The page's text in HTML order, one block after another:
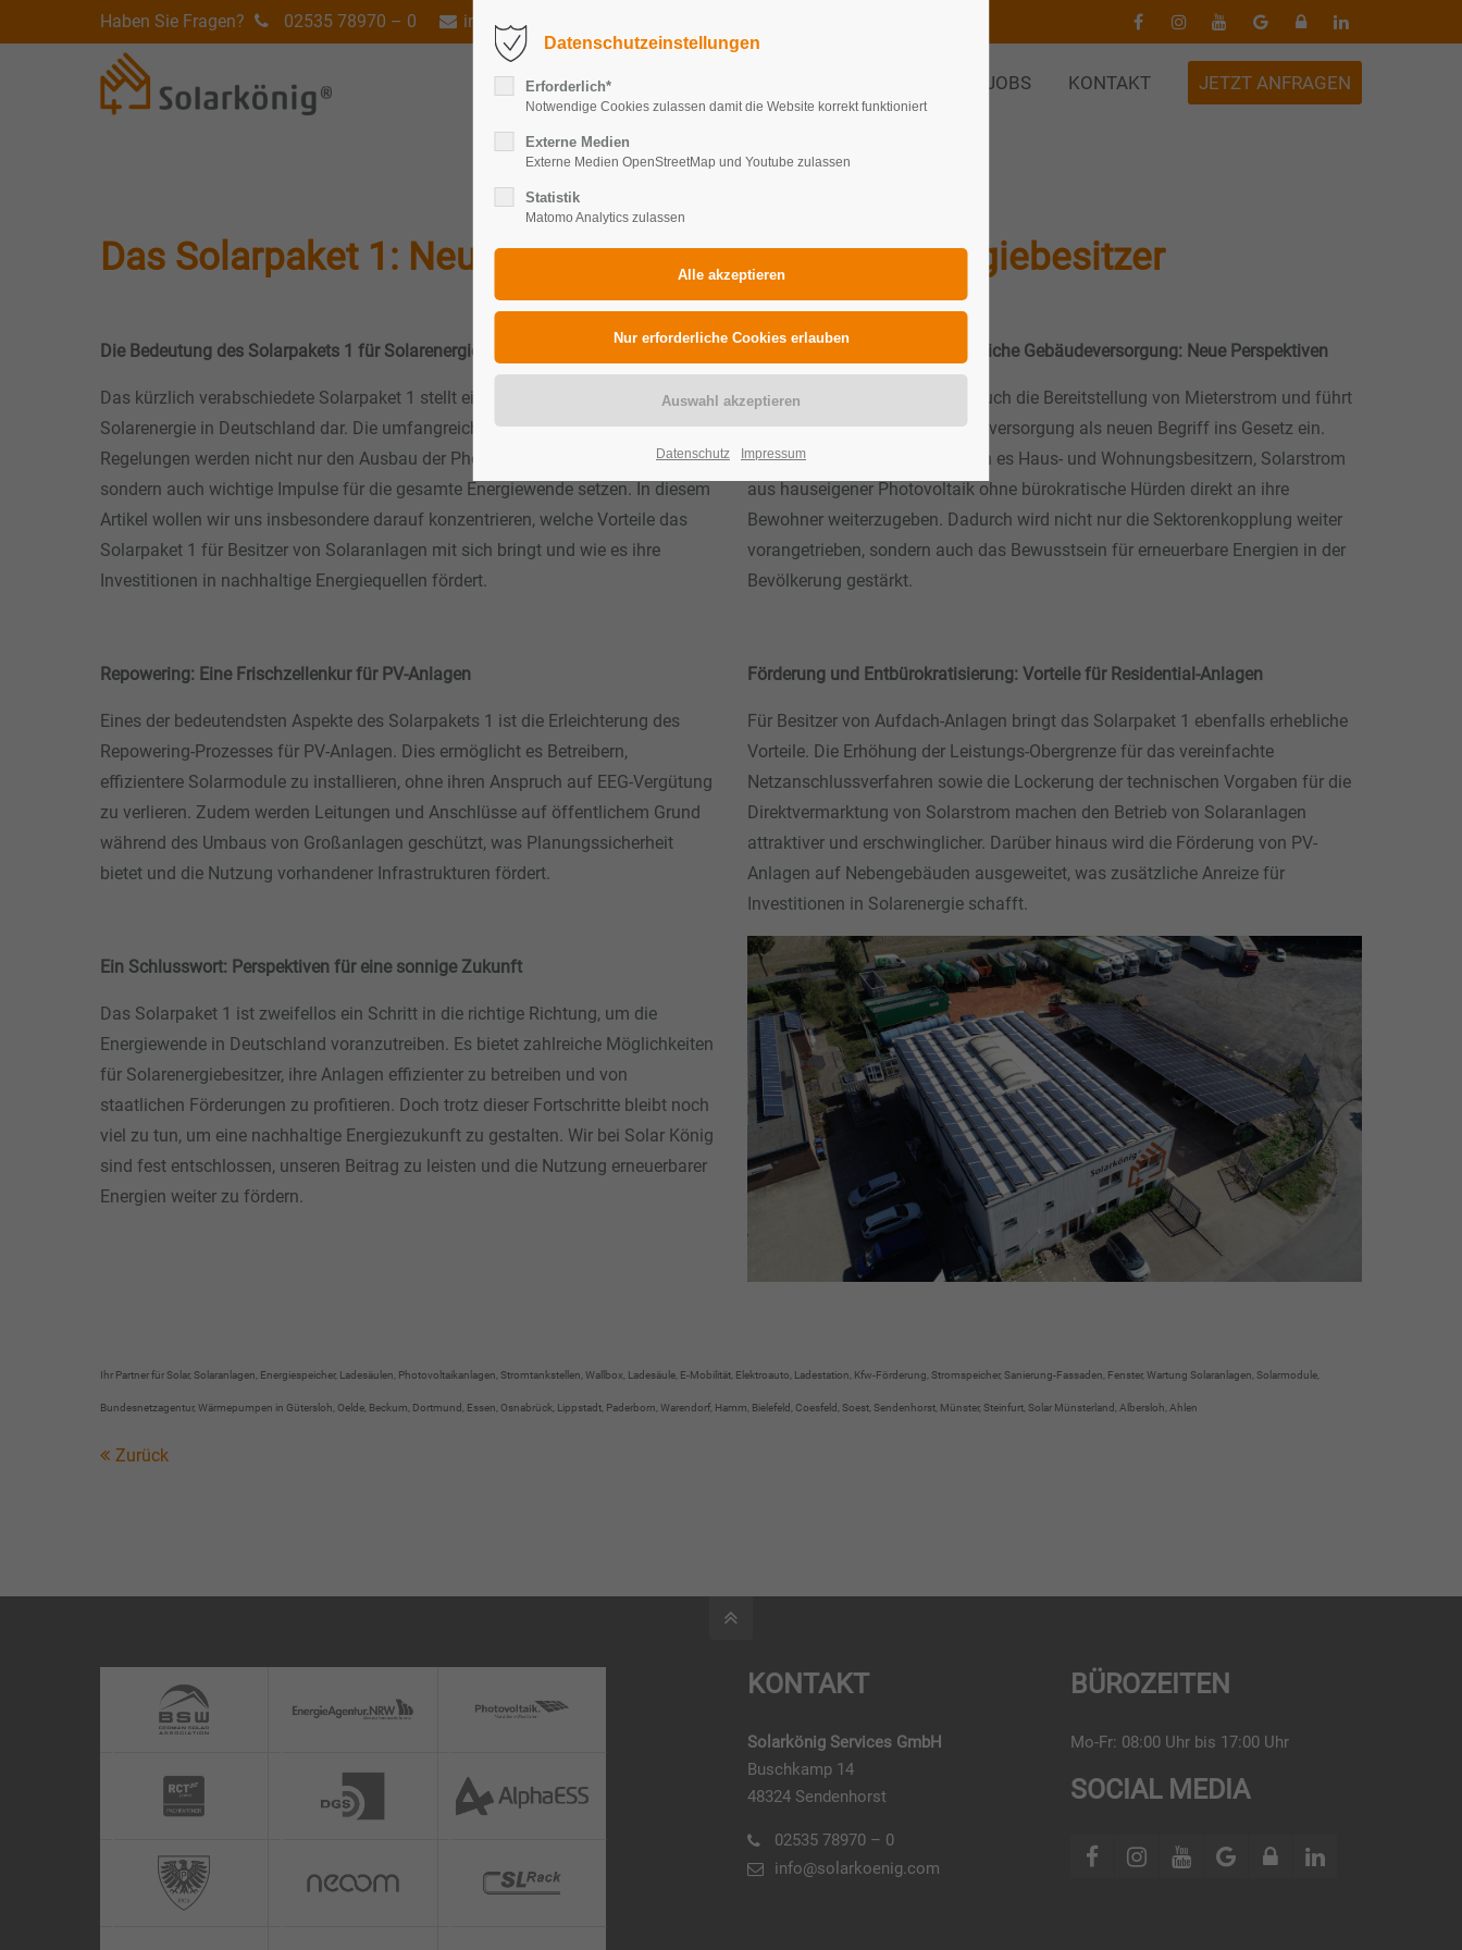
Haben Sie Fragen? 02535 78970 – 0 info@solarkoenig.com
LEISTUNGEN JOBS KONTAKT JETZT ANFRAGEN
Das Solarpaket 1: Neue Möglichkeiten für Solarenergiebesitzer
Die Bedeutung des Solarpakets 1 für Solarenergiebesitzer
Das kürzlich verabschiedete Solarpaket 1 stellt einen Meilenstein für die
Solarenergie in Deutschland dar. Die umfangreichen Maßnahmen und
Regelungen werden nicht nur den Ausbau der Photovoltaik vorantreiben,
sondern auch wichtige Impulse für die gesamte Energiewende setzen. In diesem
Artikel wollen wir uns insbesondere darauf konzentrieren, welche Vorteile das
Solarpaket 1 für Besitzer von Solaranlagen mit sich bringt und wie es ihre
Investitionen in nachhaltige Energiequellen fördert.
Repowering: Eine Frischzellenkur für PV-Anlagen
Eines der bedeutendsten Aspekte des Solarpakets 1 ist die Erleichterung des
Repowering-Prozesses für PV-Anlagen. Dies ermöglicht es Betreibern,
effizientere Solarmodule zu installieren, ohne ihren Anspruch auf EEG-Vergütung
zu verlieren. Zudem werden Leitungen und Anschlüsse auf öffentlichem Grund
während des Umbaus von Großanlagen geschützt, was Planungssicherheit
bietet und die Nutzung vorhandener Infrastrukturen fördert.
Ein Schlusswort: Perspektiven für eine sonnige Zukunft
Das Solarpaket 1 ist zweifellos ein Schritt in die richtige Richtung, um die
Energiewende in Deutschland voranzutreiben. Es bietet zahlreiche Möglichkeiten
für Solarenergiebesitzer, ihre Anlagen effizienter zu betreiben und von
staatlichen Förderungen zu profitieren. Doch trotz dieser Fortschritte bleibt noch
viel zu tun, um eine nachhaltige Energiezukunft zu gestalten. Wir bei Solar König
sind fest entschlossen, unseren Beitrag zu leisten und die Nutzung erneuerbarer
Energien weiter zu fördern.
Mieterstrom und gemeinschaftliche Gebäudeversorgung: Neue Perspektiven
Das Solarpaket 1 vereinfacht auch die Bereitstellung von Mieterstrom und führt
die gemeinschaftliche Gebäudeversorgung als neuen Begriff ins Gesetz ein.
Diese Maßnahmen ermöglichen es Haus- und Wohnungsbesitzern, Solarstrom
aus hauseigener Photovoltaik ohne bürokratische Hürden direkt an ihre
Bewohner weiterzugeben. Dadurch wird nicht nur die Sektorenkopplung weiter
vorangetrieben, sondern auch das Bewusstsein für erneuerbare Energien in der
Bevölkerung gestärkt.
Förderung und Entbürokratisierung: Vorteile für Residential-Anlagen
Für Besitzer von Aufdach-Anlagen bringt das Solarpaket 1 ebenfalls erhebliche
Vorteile. Die Erhöhung der Leistungs-Obergrenze für das vereinfachte
Netzanschlussverfahren sowie die Lockerung der technischen Vorgaben für die
Direktvermarktung von Solarstrom machen den Betrieb von Solaranlagen
attraktiver und erschwinglicher. Darüber hinaus wird die Förderung von PV-
Anlagen auf Nebengebäuden ausgeweitet, was zusätzliche Anreize für
Investitionen in Solarenergie schafft.
Ihr Partner für Solar, Solaranlagen, Energiespeicher, Ladesäulen, Photovoltaikanlagen, Stromtankstellen, Wallbox, Ladesäule, E-Mobilität, Elektroauto, Ladestation, Kfw-Förderung, Stromspeicher, Sanierung-Fassaden, Fenster, Wartung Solaranlagen, Solarmodule,
Bundesnetzagentur, Wärmepumpen in Gütersloh, Oelde, Beckum, Dortmund, Essen, Osnabrück, Lippstadt, Paderborn, Warendorf, Hamm, Bielefeld, Coesfeld, Soest, Sendenhorst, Münster, Steinfurt, Solar Münsterland, Albersloh, Ahlen
Zurück
KONTAKT
Solarkönig Services GmbH
Buschkamp 14
48324 Sendenhorst
02535 78970 – 0
info@solarkoenig.com
BÜROZEITEN
Mo-Fr: 08:00 Uhr bis 17:00 Uhr
SOCIAL MEDIA
Datenschutzeinstellungen
Erforderlich*
Notwendige Cookies zulassen damit die Website korrekt funktioniert
Externe Medien
Externe Medien OpenStreetMap und Youtube zulassen
Statistik
Matomo Analytics zulassen
Datenschutz Impressum